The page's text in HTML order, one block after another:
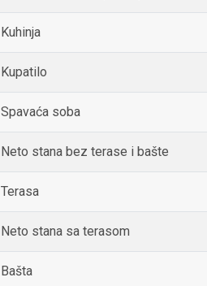
Kuhinja
Kupatilo
Spavaća soba
Neto stana bez terase i bašte
Terasa
Neto stana sa terasom
Bašta